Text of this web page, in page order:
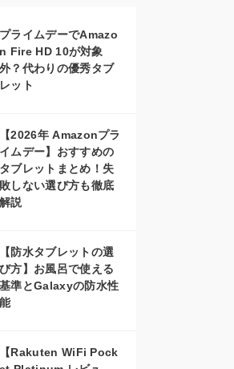
プライムデーでAmazo
n Fire HD 10が対象
外？代わりの優秀タブ
レット
【2026年 Amazonプラ
イムデー】おすすめの
タブレットまとめ！失
敗しない選び方も徹底
解説
【防水タブレットの選
び方】お風呂で使える
基準とGalaxyの防水性
能
【Rakuten WiFi Pock